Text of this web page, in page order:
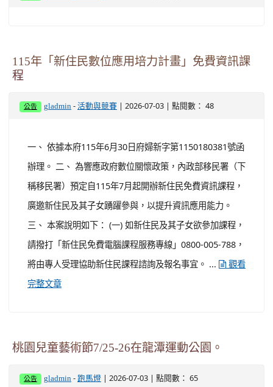
115年「新住民數位應用培力計畫」免費資訊課
程
公告 gladmin -活動與競賽 | 2026-07-03 | 點閱數： 48
一、 依據本府115年6月30日府婦新字第1150180381號函
辦理。 二、 為響應政府數位關懷政策，內政部移民署（下
稱移民署）預定自115年7月起開辦新住民免費資訊課程，
廣邀新住民及其子女踴躍參與，以提升資訊應用能力。
三、 本案說明如下： (一) 如新住民及其子女欲參加課程，
請撥打「新住民免費電腦課程服務專線」0800-005-788，
將由專人受理協助新住民課程諮詢及報名事宜。 ...
觀看
完整文章
桃園兒童藝術節7/25-26在龍潭運動公園。
公告 gladmin - 跑馬燈 | 2026-07-03 | 點閱數： 65